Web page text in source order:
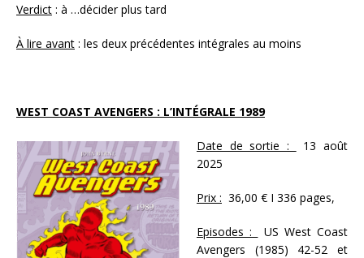
Verdict : à …décider plus tard
À lire avant : les deux précédentes intégrales au moins
WEST COAST AVENGERS : L’INTÉGRALE 1989
Date de sortie :
13 août
2025
Prix : 36,00 € I 336 pages,
Episodes :
US West Coast
Avengers (1985) 42-52 et